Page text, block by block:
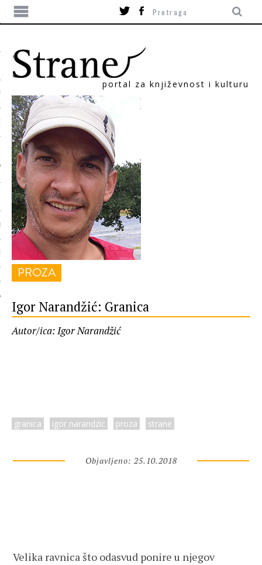
portal za književnost i kulturu
PROZA
Igor Narandžić: Granica
Autor/ica: Igor Narandžić
granica igor narandzic proza strane
Objavljeno: 25.10.2018
Velika ravnica što odasvud ponire u njegov